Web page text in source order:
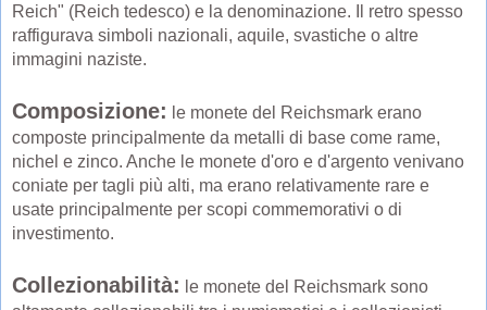
Reich" (Reich tedesco) e la denominazione. Il retro spesso
raffigurava simboli nazionali, aquile, svastiche o altre
immagini naziste.
Composizione: le monete del Reichsmark erano
composte principalmente da metalli di base come rame,
nichel e zinco. Anche le monete d'oro e d'argento venivano
coniate per tagli più alti, ma erano relativamente rare e
usate principalmente per scopi commemorativi o di
investimento.
Collezionabilità: le monete del Reichsmark sono